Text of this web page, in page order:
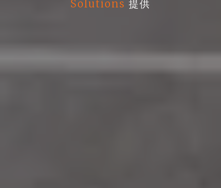
Solutions 提供